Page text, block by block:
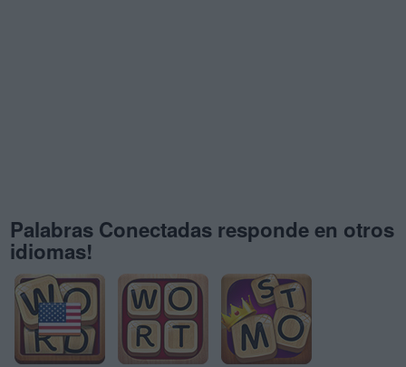
Palabras Conectadas responde en otros
idiomas!